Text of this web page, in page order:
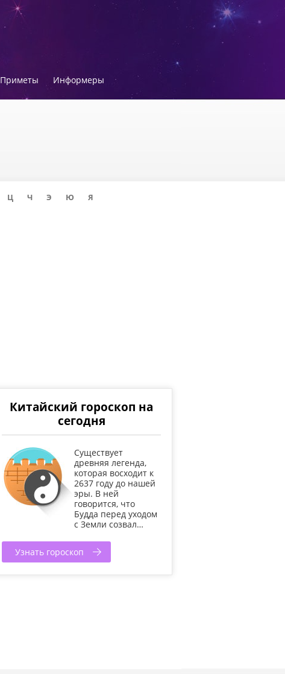
Приметы Информеры
Ц Ч Э Ю Я
Китайский гороскоп на
сегодня
Существует
древняя легенда,
которая восходит к
2637 году до нашей
эры. В ней
говорится, что
Будда перед уходом
с Земли созвал…
Узнать гороскоп